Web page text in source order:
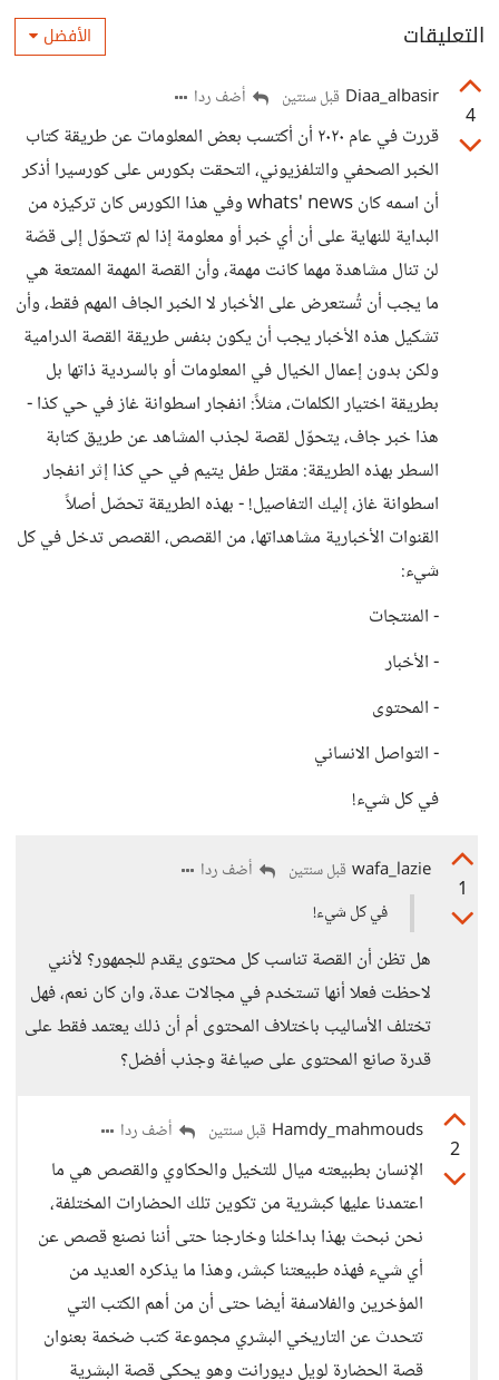
التعليقات الأفضل
4
Diaa_albasir قبل سنتين أضف ردا
قررت في عام ٢٠٢٠ أن أكتسب بعض المعلومات عن طريقة كتاب
الخبر الصحفي والتلفزيوني، التحقت بكورس على كورسيرا أذكر
أن اسمه كان whats' news وفي هذا الكورس كان تركيزه من
البداية للنهاية على أن أي خبر أو معلومة إذا لم تتحوّل إلى قصّة
لن تنال مشاهدة مهما كانت مهمة، وأن القصة المهمة الممتعة هي
ما يجب أن تُستعرض على الأخبار لا الخبر الجاف المهم فقط، وأن
تشكيل هذه الأخبار يجب أن يكون بنفس طريقة القصة الدرامية
ولكن بدون إعمال الخيال في المعلومات أو بالسردية ذاتها بل
بطريقة اختيار الكلمات، مثلاً: انفجار اسطوانة غاز في حي كذا -
هذا خبر جاف، يتحوّل لقصة لجذب المشاهد عن طريق كتابة
السطر بهذه الطريقة: مقتل طفل يتيم في حي كذا إثر انفجار
اسطوانة غاز، إليك التفاصيل! - بهذه الطريقة تحصّل أصلاً
القنوات الأخبارية مشاهداتها، من القصص، القصص تدخل في كل
شيء:
- المنتجات
- الأخبار
- المحتوى
- التواصل الانساني
في كل شيء!
1
wafa_lazie قبل سنتين
أضف ردا
في كل شيء!
هل تظن أن القصة تناسب كل محتوى يقدم للجمهور؟ لأنني
لاحظت فعلا أنها تستخدم في مجالات عدة، وان كان نعم، فهل
تختلف الأساليب باختلاف المحتوى أم أن ذلك يعتمد فقط على
قدرة صانع المحتوى على صياغة وجذب أفضل؟
2
Hamdy_mahmouds قبل سنتين أضف ردا
الإنسان بطبيعته ميال للتخيل والحكاوي والقصص هي ما
اعتمدنا عليها كبشرية من تكوين تلك الحضارات المختلفة،
نحن نبحث بهذا بداخلنا وخارجنا حتى أننا نصنع قصص عن
أي شيء فهذه طبيعتنا كبشر، وهذا ما يذكره العديد من
المؤخرين والفلاسفة أيضا حتى أن من أهم الكتب التي
تتحدث عن التاريخي البشري مجموعة كتب ضخمة بعنوان
قصة الحضارة لويل ديورانت وهو يحكي قصة البشرية